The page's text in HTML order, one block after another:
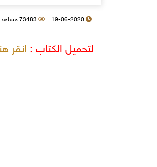
19-06-2020 73483 مشاهدة
لتحميل الكتاب :انقر هنا